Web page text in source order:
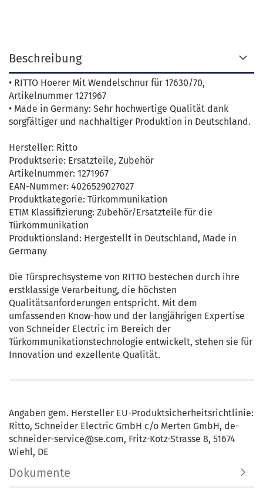
Beschreibung
• RITTO Hoerer Mit Wendelschnur für 17630/70,
Artikelnummer 1271967
• Made in Germany: Sehr hochwertige Qualität dank
sorgfältiger und nachhaltiger Produktion in Deutschland.
Hersteller: Ritto
Produktserie: Ersatzteile, Zubehör
Artikelnummer: 1271967
EAN-Nummer: 4026529027027
Produktkategorie: Türkommunikation
ETIM Klassifizierung: Zubehör/Ersatzteile für die
Türkommunikation
Produktionsland: Hergestellt in Deutschland, Made in
Germany
Die Türsprechsysteme von RITTO bestechen durch ihre
erstklassige Verarbeitung, die höchsten
Qualitätsanforderungen entspricht. Mit dem
umfassenden Know-how und der langjährigen Expertise
von Schneider Electric im Bereich der
Türkommunikationstechnologie entwickelt, stehen sie für
Innovation und exzellente Qualität.
Angaben gem. Hersteller EU-Produktsicherheitsrichtlinie:
Ritto, Schneider Electric GmbH c/o Merten GmbH, de-
schneider-service@se.com, Fritz-Kotz-Strasse 8, 51674
Wiehl, DE
Dokumente